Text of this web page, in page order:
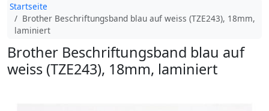
Startseite
Brother Beschriftungsband blau auf weiss (TZE243), 18mm,
laminiert
Brother Beschriftungsband blau auf
weiss (TZE243), 18mm, laminiert